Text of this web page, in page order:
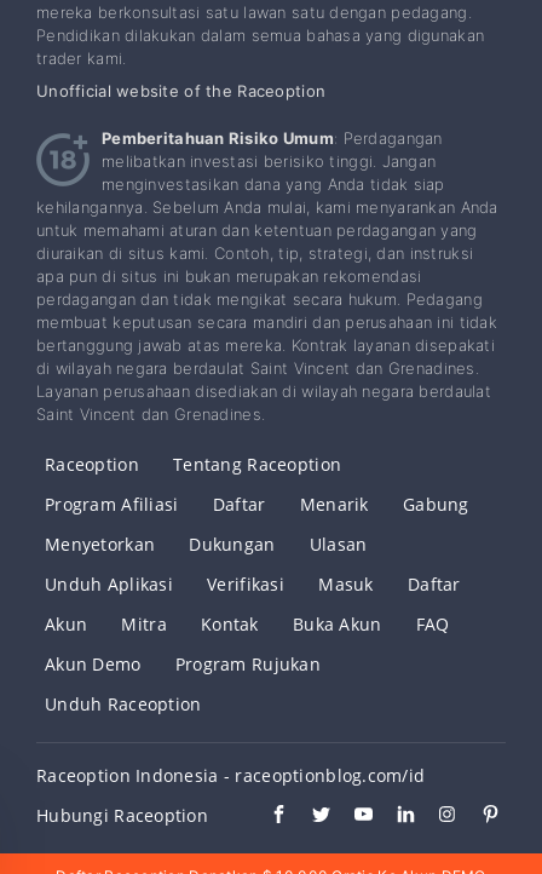
mereka berkonsultasi satu lawan satu dengan pedagang.
Pendidikan dilakukan dalam semua bahasa yang digunakan
trader kami.
Unofficial website of the Raceoption
Pemberitahuan Risiko Umum: Perdagangan
melibatkan investasi berisiko tinggi. Jangan
menginvestasikan dana yang Anda tidak siap
kehilangannya. Sebelum Anda mulai, kami menyarankan Anda
untuk memahami aturan dan ketentuan perdagangan yang
diuraikan di situs kami. Contoh, tip, strategi, dan instruksi
apa pun di situs ini bukan merupakan rekomendasi
perdagangan dan tidak mengikat secara hukum. Pedagang
membuat keputusan secara mandiri dan perusahaan ini tidak
bertanggung jawab atas mereka. Kontrak layanan disepakati
di wilayah negara berdaulat Saint Vincent dan Grenadines.
Layanan perusahaan disediakan di wilayah negara berdaulat
Saint Vincent dan Grenadines.
Raceoption
Tentang Raceoption
Program Afiliasi
Daftar Menarik
Gabung
Menyetorkan
Dukungan
Ulasan
Unduh Aplikasi
Verifikasi Masuk
Daftar
Akun
Mitra Kontak Buka Akun
FAQ
Akun Demo
Program Rujukan
Unduh Raceoption
Raceoption Indonesia - raceoptionblog.com/id
Hubungi Raceoption